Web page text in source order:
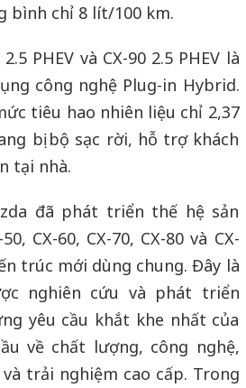
bình chỉ 8 lít/100 km.
PHEV và CX-90 2.5 PHEV là
công nghệ Plug-in Hybrid.
tiêu hao nhiên liệu chỉ 2,37
bị bộ sạc rời, hỗ trợ khách
tại nhà.
đã phát triển thế hệ sản
CX-60, CX-70, CX-80 và CX-
trúc mới dùng chung. Đây là
nghiên cứu và phát triển
yêu cầu khắt khe nhất của
về chất lượng, công nghệ,
trải nghiệm cao cấp. Trong